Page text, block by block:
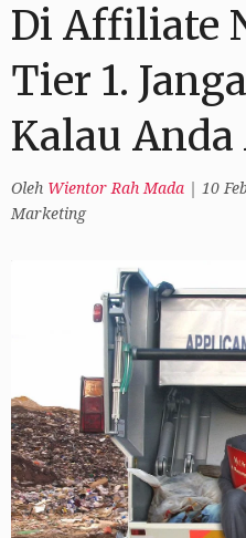
Di Affiliate
Tier 1.
Kalau
Oleh Wientor Rah Mada 10
Marketing